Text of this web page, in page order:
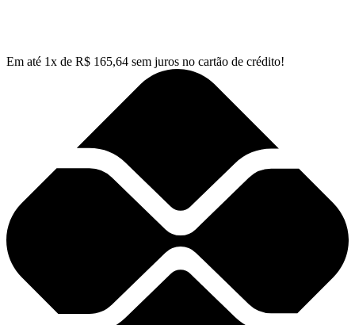
Em até 1x de R$ 165,64 sem juros no cartão de crédito!